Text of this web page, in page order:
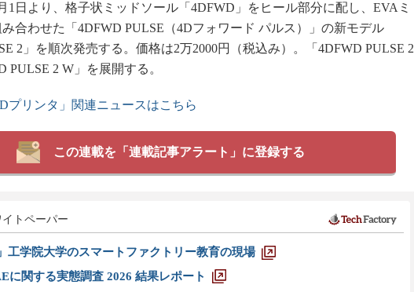
日より、格子状ミッドソール「4DFWD」をヒール部分に配し、EVAミ
合わせた「4DFWD PULSE（4Dフォワード パルス）」の新モデル
2」を順次発売する。価格は2万2000円（税込み）。「4DFWD PULSE 2
PULSE 2 W」を展開する。
プリンタ」関連ニュースはこちら
この連載を「連載記事アラート」に登録する
トペーパー
工学院大学のスマートファクトリー教育の現場
に関する実態調査 2026 結果レポート